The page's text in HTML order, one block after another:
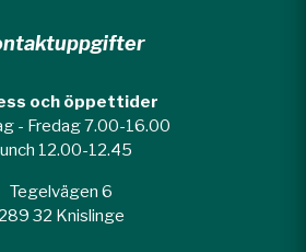
och öppettider
- Fredag 7.00-16.00
12.00-12.45
Tegelvägen 6
289 32 Knislinge